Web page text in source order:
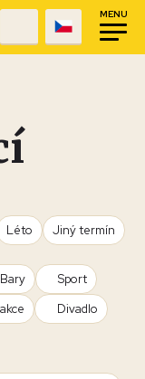
MENU
Léto Jiný termín
Bary
Sport
Divadlo